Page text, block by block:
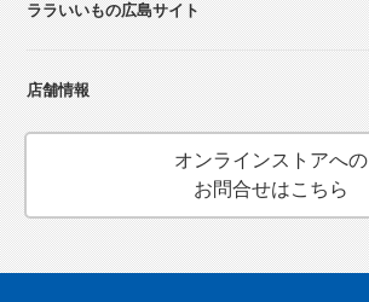
ララいいもの広島サイト
店舗情報
オンラインストアへの
お問合せはこちら